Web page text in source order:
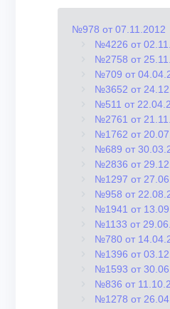
№978 от 07.11.2012
№4226 от
№2758 от
№709 от
№3652 от
№511 от
№2761 от
№1762 от
№689 от
№2836 от
№1297 от
№958 от
№1941 от
№1133 от
№780 от
№1396 от
№1593 от
№836 от
№1278 от